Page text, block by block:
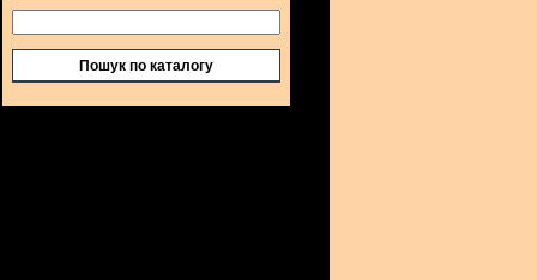
Пошук по каталогу